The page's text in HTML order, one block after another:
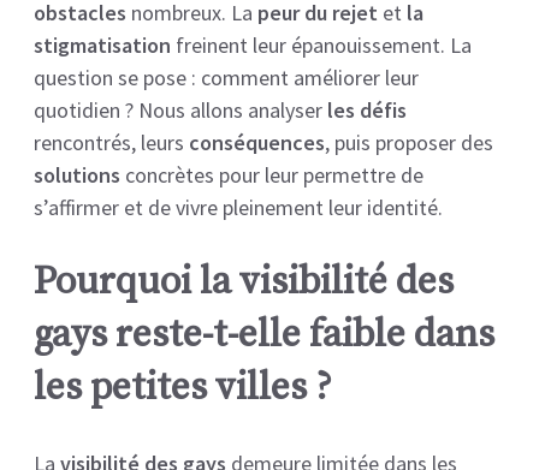
obstacles nombreux. La peur du rejet et la
stigmatisation freinent leur épanouissement. La
question se pose : comment améliorer leur
quotidien ? Nous allons analyser les défis
rencontrés, leurs conséquences, puis proposer des
solutions concrètes pour leur permettre de
s’affirmer et de vivre pleinement leur identité.
Pourquoi la visibilité des
gays reste-t-elle faible dans
les petites villes ?
La visibilité des gays demeure limitée dans les